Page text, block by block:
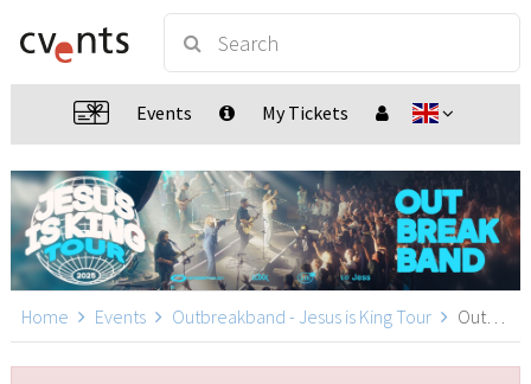
Events My Tickets
Home Events Outbreakband - Jesus is King Tour Outbreakband in München, München